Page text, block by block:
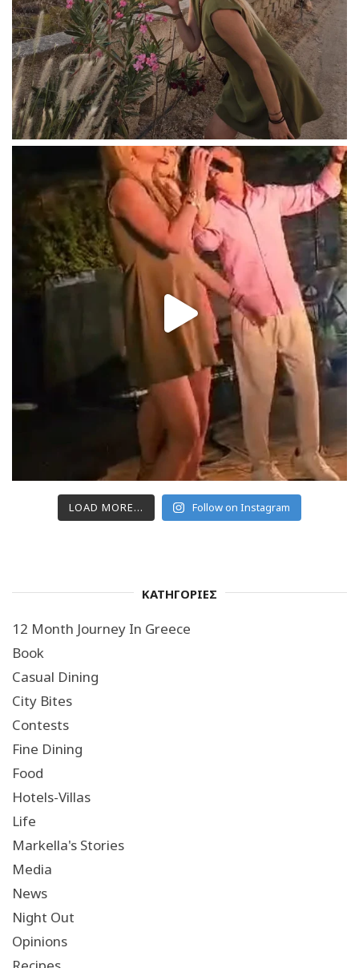
LOAD MORE... Follow on Instagram
ΚΑΤΗΓΟΡΙΕΣ
12 Month Journey In Greece
Book
Casual Dining
City Bites
Contests
Fine Dining
Food
Hotels-Villas
Life
Markella's Stories
Media
News
Night Out
Opinions